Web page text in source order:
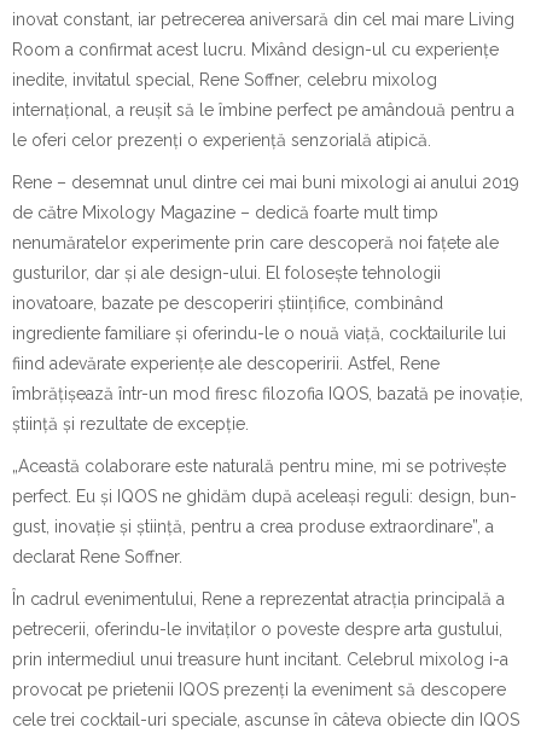
inovat constant, iar petrecerea aniversară din cel mai mare Living
Room a confirmat acest lucru. Mixând design-ul cu experiențe
inedite, invitatul special, Rene Soffner, celebru mixolog
internațional, a reușit să le îmbine perfect pe amândouă pentru a
le oferi celor prezenți o experiență senzorială atipică.
Rene – desemnat unul dintre cei mai buni mixologi ai anului 2019
de către Mixology Magazine – dedică foarte mult timp
nenumăratelor experimente prin care descoperă noi fațete ale
gusturilor, dar și ale design-ului. El folosește tehnologii
inovatoare, bazate pe descoperiri științifice, combinând
ingrediente familiare și oferindu-le o nouă viață, cocktailurile lui
fiind adevărate experiențe ale descoperirii. Astfel, Rene
îmbrățișează într-un mod firesc filozofia IQOS, bazată pe inovație,
știință și rezultate de excepție.
„Această colaborare este naturală pentru mine, mi se potrivește
perfect. Eu și IQOS ne ghidăm după aceleași reguli: design, bun-
gust, inovație și știință, pentru a crea produse extraordinare”, a
declarat Rene Soffner.
În cadrul evenimentului, Rene a reprezentat atracția principală a
petrecerii, oferindu-le invitaților o poveste despre arta gustului,
prin intermediul unui treasure hunt incitant. Celebrul mixolog i-a
provocat pe prietenii IQOS prezenți la eveniment să descopere
cele trei cocktail-uri speciale, ascunse în câteva obiecte din IQOS